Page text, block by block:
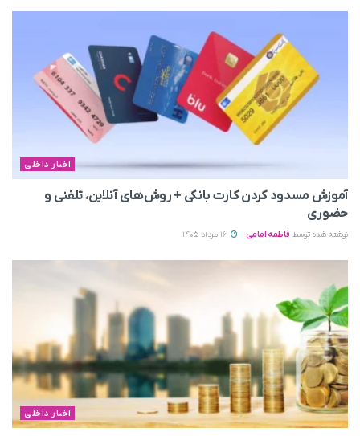
اخبار داخلی
آموزش مسدود کردن کارت بانکی + روش‌های آنلاین، تلفنی و
حضوری
نوشته شده توسط فاطمه امامی
اخبار داخلی